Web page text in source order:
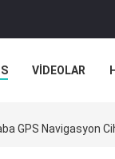
VİDEOLAR
GPS Navigasyon